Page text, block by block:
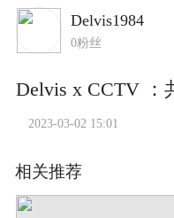
Delvis1984
0粉丝
2023-03-02 15:01
相关推荐